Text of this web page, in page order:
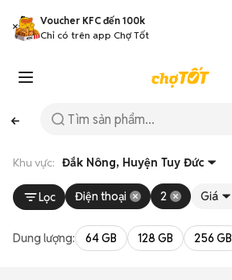
Voucher KFC đến 100k
Chỉ có trên app Chợ Tốt
Khu vực: Đắk Nông, Huyện Tuy Đức
Lọc Điện thoại 2 Giá
Dung lượng: 64 GB 128 GB 256 GB